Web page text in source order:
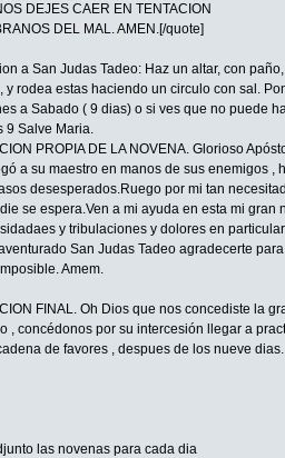
DEJES CAER EN TENTACION
DEL MAL. AMEN.[/quote]
a San Judas Tadeo: Haz un altar, con
y rodea estas haciendo un circulo con sal.
a Sabado ( 9 dias) o si ves que no puede
9 Salve Maria.
PROPIA DE LA NOVENA. Glorioso
a su maestro en manos de sus enemigos
desesperados.Ruego por mi tan
se espera.Ven a mi ayuda en esta mi
y tribulaciones y dolores en
San Judas Tadeo agradecerte
Amem.
FINAL. Oh Dios que nos concediste la
, concédonos por su intercesión llegar a
de favores , despues de los nueve dias.
las novenas para cada dia